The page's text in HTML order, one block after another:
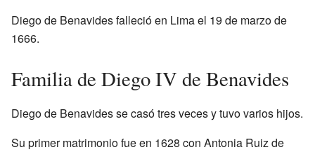
Diego de Benavides falleció en Lima el 19 de marzo de
1666.
Familia de Diego IV de Benavides
Diego de Benavides se casó tres veces y tuvo varios hijos.
Su primer matrimonio fue en 1628 con Antonia Ruiz de